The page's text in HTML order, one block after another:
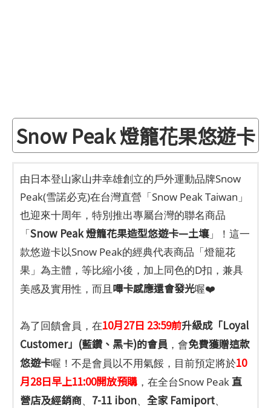
Snow Peak 燈籠花果悠遊卡
由日本登山家山井幸雄創立的戶外運動品牌Snow
Peak(雪諾必克)在台灣直營「Snow Peak Taiwan」
也迎來十周年，特別推出專屬台灣的聯名商品
「Snow Peak 燈籠花果造型悠遊卡—土壤」！這一
款悠遊卡以Snow Peak的經典代表商品「燈籠花
果」為主體，等比縮小後，加上同色的D扣，兼具
美感及實用性，而且 嗶卡感應還會發光喔❤️
為了回饋會員，在10月27日 23:59前升級成「Loyal
Customer」(藍鑽、黑卡)的會員 ，會免費獲贈這款
悠遊卡喔！不是會員以不用氣餒，目前預定將於10
月28日早上11:00開放預購 ，在全台Snow Peak 直
營店及經銷商、 7-11 ibon、 全家 Famiport、